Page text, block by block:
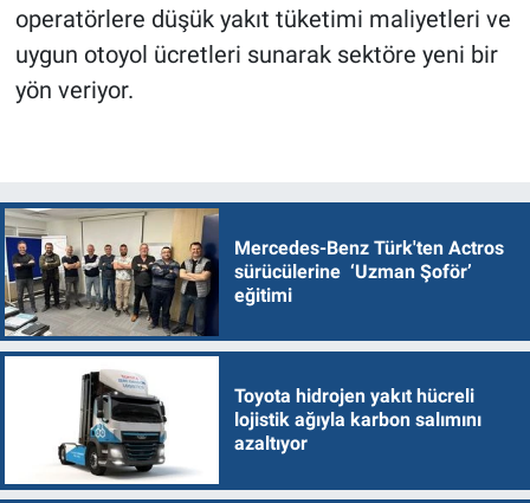
operatörlere düşük yakıt tüketimi maliyetleri ve
uygun otoyol ücretleri sunarak sektöre yeni bir
yön veriyor.
Mercedes-Benz Türk'ten Actros
sürücülerine ‘Uzman Şoför’
eğitimi
Toyota hidrojen yakıt hücreli
lojistik ağıyla karbon salımını
azaltıyor